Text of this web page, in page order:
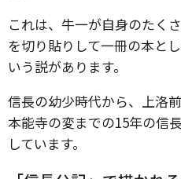
これは、牛一が自身のたく
を切り貼りして一冊の本と
いう説があります。
信長の幼少時代から、上洛
本能寺の変までの15年の信
しています。